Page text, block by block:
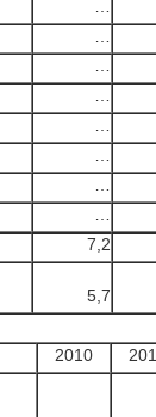
7,2
5,7
2010